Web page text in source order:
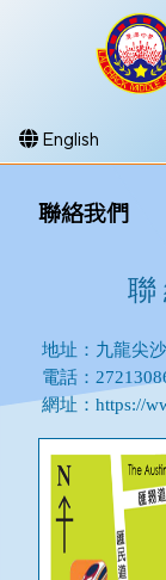
English
聯絡我們